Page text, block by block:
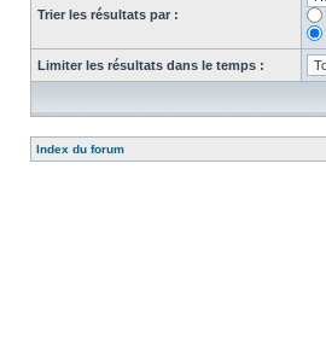
Trier les résultats par :
Limiter les résultats dans le temps :
Index du forum